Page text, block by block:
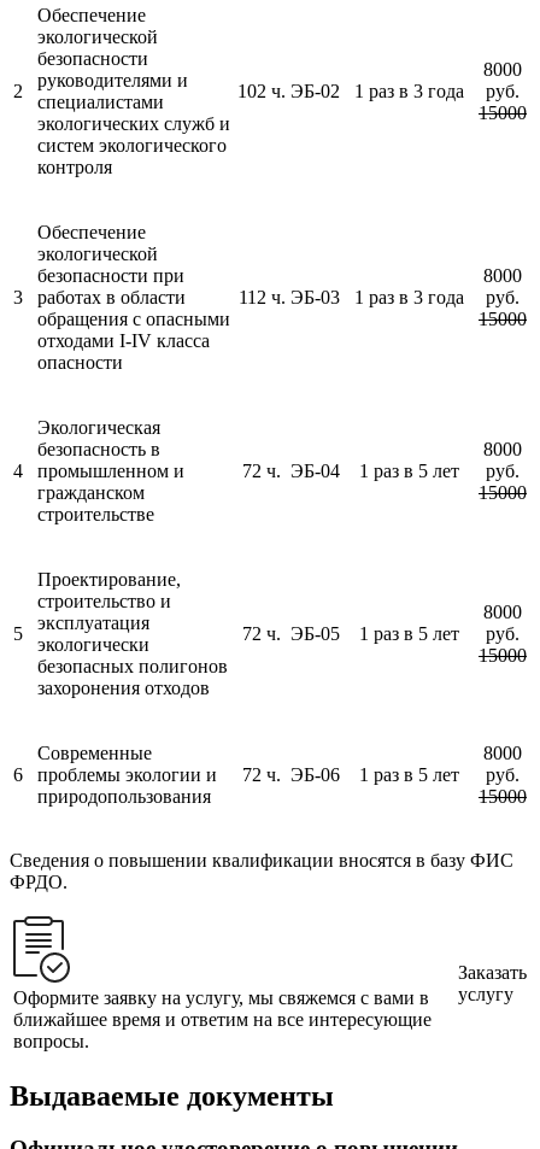
2
Обеспечение
экологической
безопасности
руководителями и
специалистами
экологических служб и
систем экологического
контроля
102 ч. ЭБ-02 1 раз в 3 года
8000
руб.
15000
3
Обеспечение
экологической
безопасности при
работах в области
обращения с опасными
отходами I-IV класса
опасности
112 ч. ЭБ-03 1 раз в 3 года
8000
руб.
15000
4
Экологическая
безопасность в
промышленном и
гражданском
строительстве
72 ч. ЭБ-04 1 раз в 5 лет
8000
руб.
15000
5
Проектирование,
строительство и
эксплуатация
экологически
безопасных полигонов
захоронения отходов
72 ч. ЭБ-05 1 раз в 5 лет
8000
руб.
15000
6
Современные
проблемы экологии и
природопользования
72 ч. ЭБ-06 1 раз в 5 лет
8000
руб.
15000
Сведения о повышении квалификации вносятся в базу ФИС
ФРДО.
Оформите заявку на услугу, мы свяжемся с вами в
ближайшее время и ответим на все интересующие
вопросы.
Заказать
услугу
Выдаваемые документы